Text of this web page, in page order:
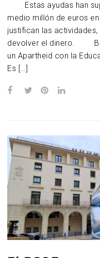
Estas ayudas han
medio millón de euros
justifican las
devolver el dinero.
un Apartheid con la
Es […]